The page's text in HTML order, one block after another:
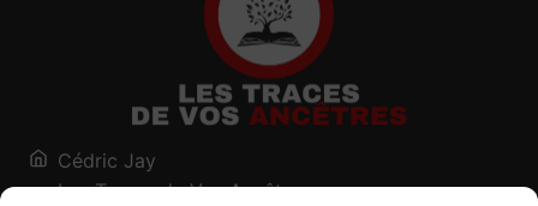
Cédric Jay
Les Traces de Vos Ancêtres